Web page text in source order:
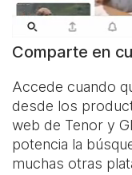
Comparte en
Accede cuando
desde los
web de Tenor y
potencia la
muchas otras